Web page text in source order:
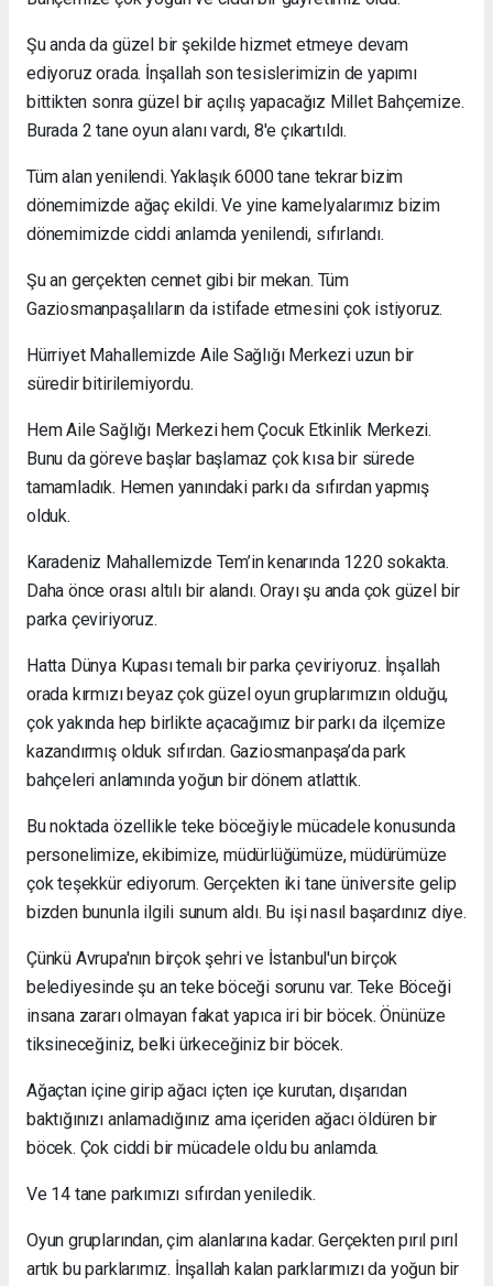
Şu anda da güzel bir şekilde hizmet etmeye devam
ediyoruz orada. İnşallah son tesislerimizin de yapımı
bittikten sonra güzel bir açılış yapacağız Millet Bahçemize.
Burada 2 tane oyun alanı vardı, 8'e çıkartıldı.
Tüm alan yenilendi. Yaklaşık 6000 tane tekrar bizim
dönemimizde ağaç ekildi. Ve yine kamelyalarımız bizim
dönemimizde ciddi anlamda yenilendi, sıfırlandı.
Şu an gerçekten cennet gibi bir mekan. Tüm
Gaziosmanpaşalıların da istifade etmesini çok istiyoruz.
Hürriyet Mahallemizde Aile Sağlığı Merkezi uzun bir
süredir bitirilemiyordu.
Hem Aile Sağlığı Merkezi hem Çocuk Etkinlik Merkezi.
Bunu da göreve başlar başlamaz çok kısa bir sürede
tamamladık. Hemen yanındaki parkı da sıfırdan yapmış
olduk.
Karadeniz Mahallemizde Tem’in kenarında 1220 sokakta.
Daha önce orası altılı bir alandı. Orayı şu anda çok güzel bir
parka çeviriyoruz.
Hatta Dünya Kupası temalı bir parka çeviriyoruz. İnşallah
orada kırmızı beyaz çok güzel oyun gruplarımızın olduğu,
çok yakında hep birlikte açacağımız bir parkı da ilçemize
kazandırmış olduk sıfırdan. Gaziosmanpaşa’da park
bahçeleri anlamında yoğun bir dönem atlattık.
Bu noktada özellikle teke böceğiyle mücadele konusunda
personelimize, ekibimize, müdürlüğümüze, müdürümüze
çok teşekkür ediyorum. Gerçekten iki tane üniversite gelip
bizden bununla ilgili sunum aldı. Bu işi nasıl başardınız diye.
Çünkü Avrupa'nın birçok şehri ve İstanbul'un birçok
belediyesinde şu an teke böceği sorunu var. Teke Böceği
insana zararı olmayan fakat yapıca iri bir böcek. Önünüze
tiksineceğiniz, belki ürkeceğiniz bir böcek.
Ağaçtan içine girip ağacı içten içe kurutan, dışarıdan
baktığınızı anlamadığınız ama içeriden ağacı öldüren bir
böcek. Çok ciddi bir mücadele oldu bu anlamda.
Ve 14 tane parkımızı sıfırdan yeniledik.
Oyun gruplarından, çim alanlarına kadar. Gerçekten pırıl pırıl
artık bu parklarımız. İnşallah kalan parklarımızı da yoğun bir